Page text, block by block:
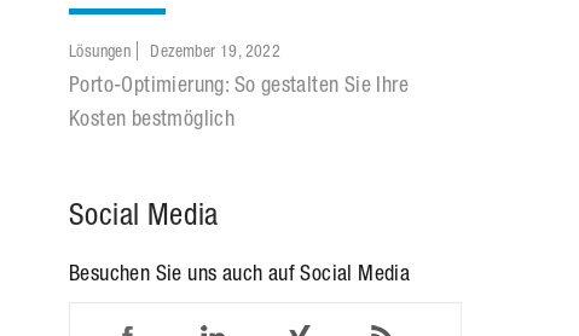
Lösungen Dezember 19, 2022
Porto-Optimierung: So gestalten Sie Ihre
Kosten bestmöglich
Social Media
Besuchen Sie uns auch auf Social Media